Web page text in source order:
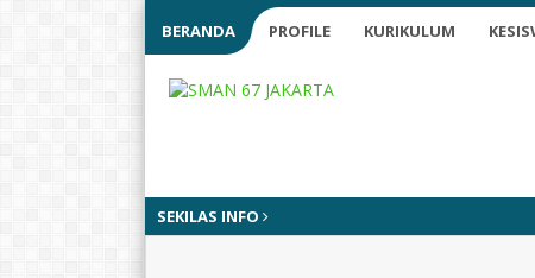
BERANDA PROFILE KURIKULUM
SEKILAS INFO